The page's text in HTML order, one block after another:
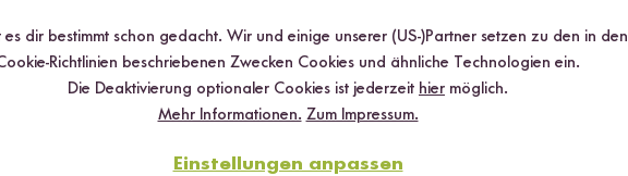
es dir bestimmt schon gedacht. Wir und einige unserer (US-)Partner setzen zu den in den
Richtlinien beschriebenen Zwecken Cookies und ähnliche Technologien ein.
Die Deaktivierung optionaler Cookies ist jederzeit hier möglich.
Mehr Informationen. Zum Impressum.
Einstellungen anpassen